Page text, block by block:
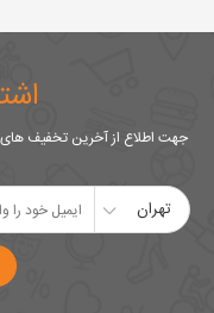
جهت اطلاع از آخرین تخفیف های
تهران